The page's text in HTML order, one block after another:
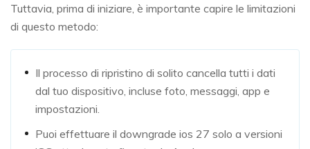
Tuttavia, prima di iniziare, è importante capire le limitazioni
di questo metodo:
Il processo di ripristino di solito cancella tutti i dati
dal tuo dispositivo, incluse foto, messaggi, app e
impostazioni.
Puoi effettuare il downgrade ios 27 solo a versioni